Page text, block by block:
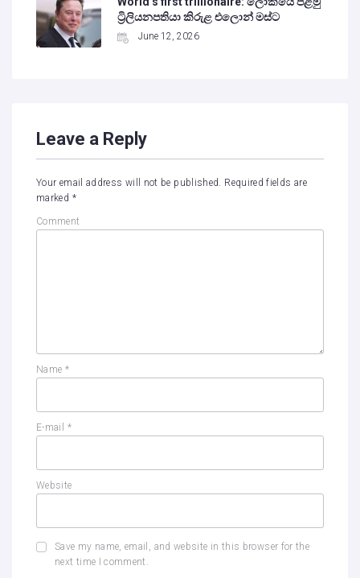
ට්‍රිලියනපතියා කිරුළ එලොන් මස්ට
June 12, 2026
Leave a Reply
Your email address will not be published.
Required fields are
marked *
Comment
Name *
E-mail *
Website
Save my name, email, and website in this browser for the
next time I comment.